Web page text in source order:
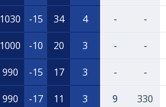
1030 -15 34 4 - -
1000 -10 20 3 - -
990 -15 17 3 - -
990 -17 11 3 9 330